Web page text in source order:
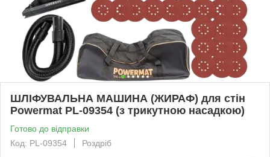
ШЛІФУВАЛЬНА МАШИНА (ЖИРАФ) для стін
Powermat PL-09354 (з трикутною насадкою)
Готово до відправки
Код: PL-09354
Роздріб